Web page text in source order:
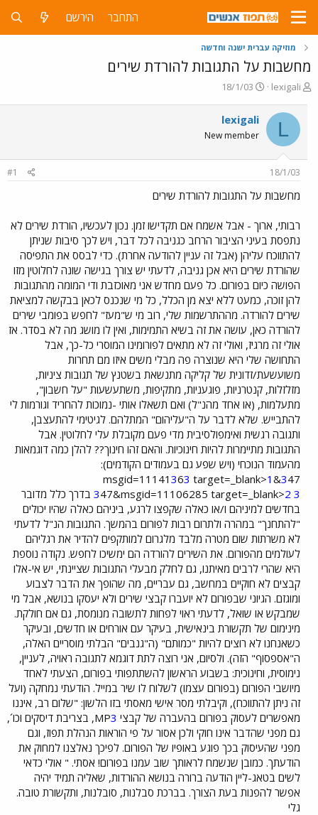
התחבר הירשם
מוזיקה עברית ישנה וחדשה
מחשבות על התגובות להורדת שירים
פ
ח
ה
ו
ש
lexigali
פ
ס
ם
ת
ר
י
18/1/03
L
lexigali
New member
18/1/03
#1
מחשבות על התגובות להורדת שירים
רבותי, ארוך - אבל אשמח אם תקדישו זמן. נכון לעכשיו, הורדת שירים לא
נתפסת בעיני הציבור הרחב כגניבה לכל דבר, ויש לכך סיבות שניתן
להתווכח עליהן (אבל זה עניין להודעה אחרת). כדי לבסס את התפיסה
שהורדת שירים היא אכן גניבה, לדעתי יש צורך בגישה שונה לחלוטין מזו
הפושה כיום בפורום. כל פעם מחדש אני מאוכזבת ודי המומה מהתגובות
להן זוכה, כמעט ללא יצא מן הכלל, כל מי שנכנס לכאן בבקשה למציאת
שירים להורדה. מההתרשמות שלי, רוב מי ש"מעז" לחפש בפומבי שירים
להורדה כאן, עושה את זה בשיא התמימות, ואין לו מושג מה לא בסדר. אז
אולי זה מרגיז, ואולי זה לא מתאים לפורומינו המוסרי כל-כך, אבל
התחושה שלי היא שנוצרה פה מבלי משים איזו מם תחרות
משועשעת/זדונית של קליקה מתנשאת בשטנץ של תגובות ציניות,
מזלזלות, קנטרניות, פוגעניות, מתקיפות, משתעשעות "על חשבון",
מתעלמות, (או אחד מהנ"ל) ואם תשאלו אותי -נמוכות להחריד וגורמות לי
להתבייש. שלא לדבר על ה"עליהום" המתלהם. לגיטימי להתעצבן,
ותגובה רגשית ואימפולסיבית מדי פעם מקובלת עלי לחלוטין. אבל
התגובות מתיימרות להיות חינוכיות. והאם זהו חינוך?? להלן כמה דוגמאות
מהעמוד הנוכחי (ויש שפע גם בעמודים הקודמים):
347&msgid=11141
363 target=_blank>1
347&msgid=11106285 target=_blank>2 3
בדרך כלל מדובר
בחדשים למיניהם ו/או כאלה שקפצו לרגע, ביניהם כאלה שהיו יכולים
"להתחנך" במהרה ולתרום רבות לפורום בהמשך. התגובות הנ"ל לדעתי
לא משרתות שום מטרה מלבד מלגרום למותקפים להדיר את רגליהם
לעולמים מהפורום. את השירים להורדה הם ימשיכו לחפש. נקודה נוספת
היא שהרי לרבים מאיתנו, גם לחלק מבעלי התגובות שציינתי, יש אי-אלו
קבצים לא חוקיים במחשב, גם עבריים, מה שהופך את הדבר לצבוע
ומוגזם. הגיוני שבפורום לא יועברו קבצי שירים ולא יעסקו בנושא, אבל מי
שמבקש או שואל, לדעתי ראוי לפחות לתשובה מנומסת, גם אם חולקת.
מינימום של תקשורת בינאישית, בעיקר עם אורחים או חדשים, ובעיקר
כשאנחנו לא רוצים להיות "כמותם" (ה"גנבים" הבלתי מוסריים האלה,
ה"אספסוף" הזה). ולסיום, אני רוצה לתת דוגמא לתגובה ראויה, לעניין,
נימוסית, וחינוכית: בשבוע הראשון להשתתפותי בפורום, הצעתי לאחד
מיושבי הפורום (בפורום עצמו) לשלוח לו שיר במייל. הודעתי נמחקה (ועל
זה ניתן להתווכח), וקיבלתי מסר אישי מאסתי בזו הלשון: "שלום רב, איננו
מאפשרים לעסוק בפורום בהעברה של קבצי MP 3
, בצריבת דיסקים וכו´,
גם מפני שהדבר אינו חוקי ולכן אסור על פי הוראות הנהלת תפוז, וגם
מפני שהעיסוק בכך פוגע באופיו של הפורום. לפיכך נאלצנו למחוק את
הודעתך. כמובן שנשמח לראותך שוב עמנו בפורום! אסתי. " אולי כדאי
לשים בטאג-ליין הודעה ברורה בנושא ההורדות, שאליה תמיד יהיה
אפשר להפנות בעת הצורך. בברכת סבלנות, סובלנות, ותקשורת טובה.
גלי